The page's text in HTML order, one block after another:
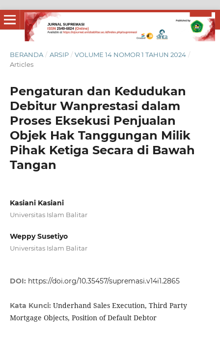
BERANDA / ARSIP / VOLUME 14 NOMOR 1 TAHUN 2024 /
Articles
Pengaturan dan Kedudukan
Debitur Wanprestasi dalam
Proses Eksekusi Penjualan
Objek Hak Tanggungan Milik
Pihak Ketiga Secara di Bawah
Tangan
Kasiani Kasiani
Universitas Islam Balitar
Weppy Susetiyo
Universitas Islam Balitar
DOI: https://doi.org/10.35457/supremasi.v14i1.2865
Kata Kunci: Underhand Sales Execution, Third Party
Mortgage Objects, Position of Default Debtor